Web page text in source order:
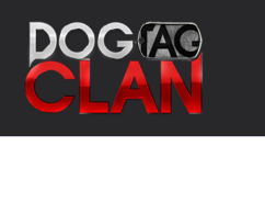
para
conteúdo